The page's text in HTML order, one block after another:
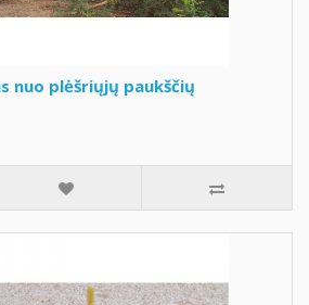
nuo plėšriųjų paukščių